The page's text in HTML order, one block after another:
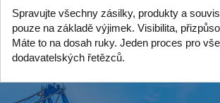
Spravujte všechny zásilky, produkty a
pouze na základě výjimek. Visibilita,
Máte to na dosah ruky. Jeden proces pro
dodavatelských řetězců.